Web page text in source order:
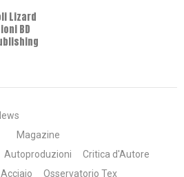
Lizard
BD
Magazine
Autoproduzioni
Critica d'Autore
Osservatorio Tex